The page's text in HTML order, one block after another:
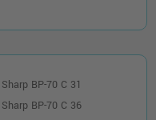
Sharp BP-70 C 31
Sharp BP-70 C 36